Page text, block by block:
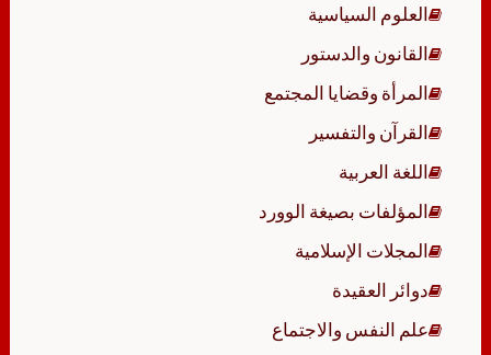
العلوم السياسية
القانون والدستور
المرأة وقضايا المجتمع
القرآن والتفسير
اللغة العربية
المؤلفات بصيغة الوورد
المجلات الإسلامية
دوائر العقيدة
علم النفس والاجتماع